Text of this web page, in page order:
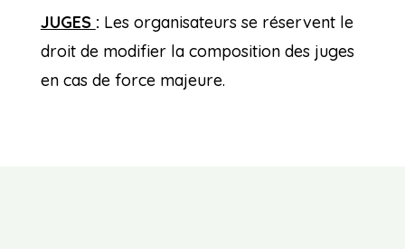
JUGES : Les organisateurs se réservent le
droit de modifier la composition des juges
en cas de force majeure.